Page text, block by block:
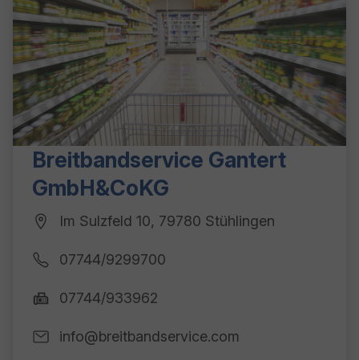
Breitbandservice Gantert
GmbH&CoKG
Im Sulzfeld 10, 79780 Stühlingen
07744/9299700
07744/933962
info@breitbandservice.com